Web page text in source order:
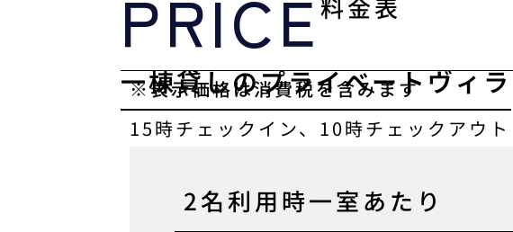
PRICE料金表
※表示価格は消費税を含みます
一棟貸しのプライベートヴィラ
15時チェックイン、10時チェックアウト
2名利用時一室あたり